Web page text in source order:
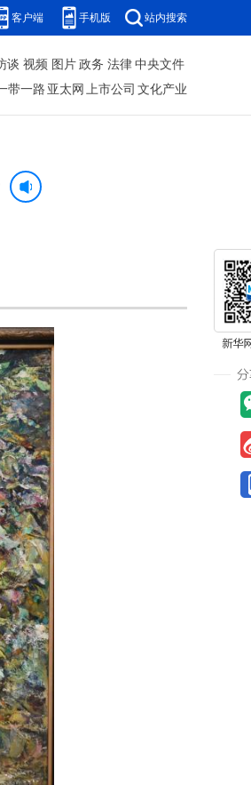
客户端 手机版 站内搜索
谈 视频 图片 政务 法律 中央文件
带一路 亚太网 上市公司 文化产业